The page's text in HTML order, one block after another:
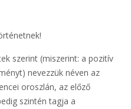
szerint (miszerint: a pozitív
nevezzük néven az
oroszlán, az előző
szintén tagja a